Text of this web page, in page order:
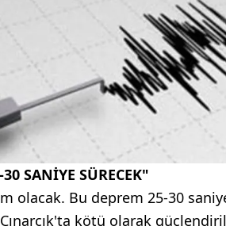
SANİYE SÜRECEK"
olacak. Bu deprem 25-30
kötü olarak